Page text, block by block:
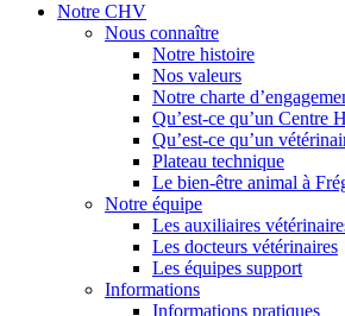
Notre CHV
Nous connaître
Notre histoire
Nos valeurs
Notre charte
Qu’est-ce qu’un Centre
Qu’est-ce qu’un
Plateau technique
Le bien-être animal à
Notre équipe
Les auxiliaires
Les docteurs vétérinaires
Les équipes support
Informations
Informations pratiques